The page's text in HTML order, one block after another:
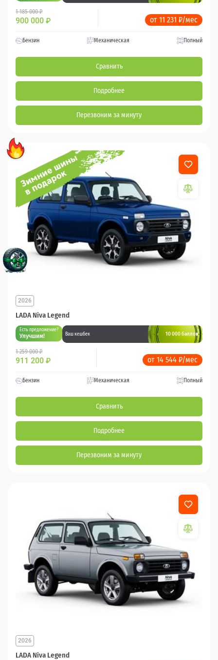
1 185 000 ₽
900 000 ₽ от 11 231 ₽/мес
Бензин Механическая Полный
Сравнить
Подробнее
Перезвоним за минуту
LADA Niva Legend
2026
Есть предложение?
Улучшим! Ваш кешбек 10 000 баллов
1 259 000 ₽
911 200 ₽ от 14 544 ₽/мес
Бензин Механическая Полный
Сравнить
Подробнее
Перезвоним за минуту
LADA Niva Legend
2026